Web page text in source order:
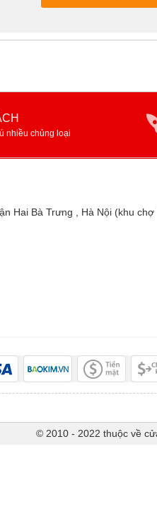
nhiều chủng loại
Hai Bà Trưng , Hà Nội (khu chợ
© 2010 - 2022 thuộc về